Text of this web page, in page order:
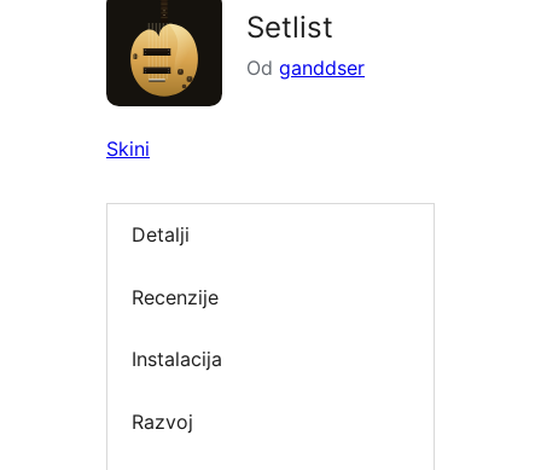
Setlist
Od ganddser
Skini
Detalji
Recenzije
Instalacija
Razvoj